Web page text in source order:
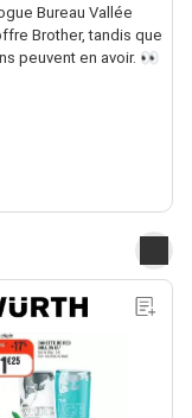
Bureau Vallée
Brother, tandis que
peuvent en avoir. 👀